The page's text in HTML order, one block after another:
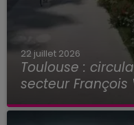
22 juillet 2026
Toulouse :
secteur François